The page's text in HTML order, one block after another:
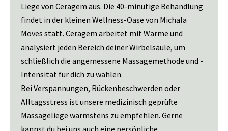
Liege von Ceragem aus. Die 40-minütige Behandlung
findet in der kleinen Wellness-Oase von Michala
Moves statt. Ceragem arbeitet mit Wärme und
analysiert jeden Bereich deiner Wirbelsäule, um
schließlich die angemessene Massagemethode und -
Intensität für dich zu wählen.
Bei Verspannungen, Rückenbeschwerden oder
Alltagsstress ist unsere medizinisch geprüfte
Massageliege wärmstens zu empfehlen. Gerne
kannst du bei uns auch eine persönliche